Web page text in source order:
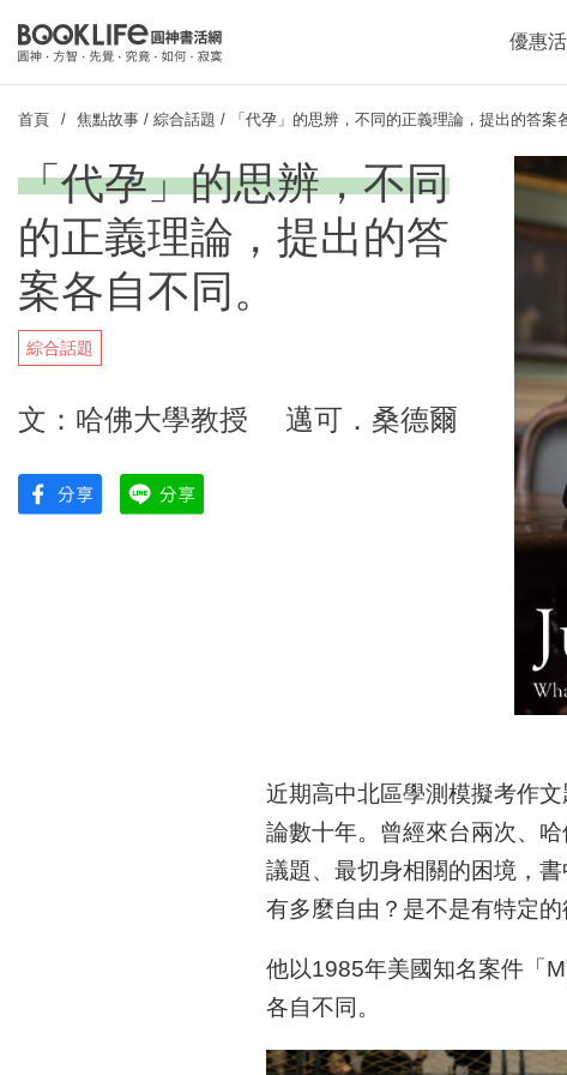
優惠
首頁 焦點故事 / 綜合話題 / 「代孕」的思辨，不同的正義理論，提出的答案
「代孕」的思辨，不同
的正義理論，提出的答
案各自不同。
綜合話題
文：哈佛大學教授 邁可．桑德爾
近期高中北區學測模擬考作
論數十年。曾經來台兩次、
議題、最切身相關的困境，
有多麼自由？是不是有特定
他以1985年美國知名案件「
各自不同。